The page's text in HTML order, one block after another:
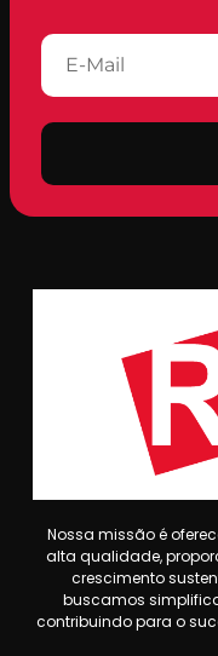
Nossa missão é
alta qualidade,
crescimento
buscamos
contribuindo para o